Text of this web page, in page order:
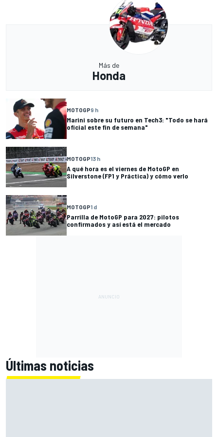
Más de
Honda
MOTOGP9 h
Marini sobre su futuro en Tech3: "Todo se hará
oficial este fin de semana"
MOTOGP13 h
A qué hora es el viernes de MotoGP en
Silverstone (FP1 y Práctica) y cómo verlo
MOTOGP1 d
Parrilla de MotoGP para 2027: pilotos
confirmados y así está el mercado
Últimas noticias